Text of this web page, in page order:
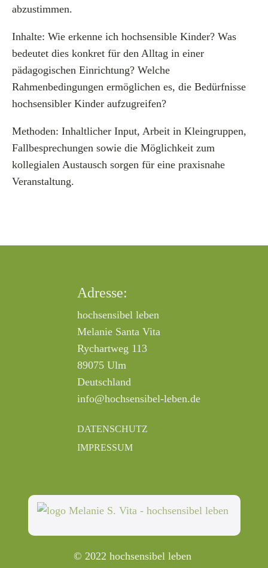
abzustimmen.
Inhalte: Wie erkenne ich hochsensible Kinder? Was
bedeutet dies konkret für den Alltag in einer
pädagogischen Einrichtung? Welche
Rahmenbedingungen ermöglichen es, die Bedürfnisse
hochsensibler Kinder aufzugreifen?
Methoden: Inhaltlicher Input, Arbeit in Kleingruppen,
Fallbesprechungen sowie die Möglichkeit zum
kollegialen Austausch sorgen für eine praxisnahe
Veranstaltung.
Adresse:
hochsensibel leben
Melanie Santa Vita
Rychartweg 113
89075 Ulm
Deutschland
info@hochsensibel-leben.de
DATENSCHUTZ
IMPRESSUM
© 2022 hochsensibel leben